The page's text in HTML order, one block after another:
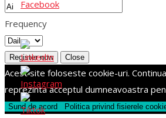
Frequency
Register now Close
Acest site foloseste cookie-uri.
reprezinta acceptul dumneavoastra
Sund de acord Politica privind fisierele